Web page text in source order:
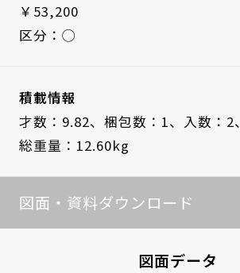
￥53,200
区分：◯
積載情報
才数：9.82、 梱包数：1、
入数：2、
総重量：12.60kg
図面・資料ダウンロード
図面データ